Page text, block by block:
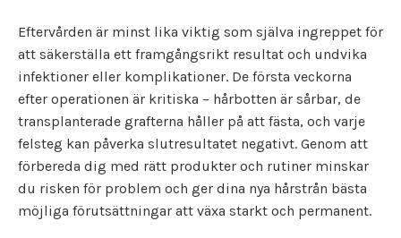
Eftervården är minst lika viktig som själva ingreppet för
att säkerställa ett framgångsrikt resultat och undvika
infektioner eller komplikationer. De första veckorna
efter operationen är kritiska – hårbotten är sårbar, de
transplanterade grafterna håller på att fästa, och varje
felsteg kan påverka slutresultatet negativt. Genom att
förbereda dig med rätt produkter och rutiner minskar
du risken för problem och ger dina nya hårstrån bästa
möjliga förutsättningar att växa starkt och permanent.